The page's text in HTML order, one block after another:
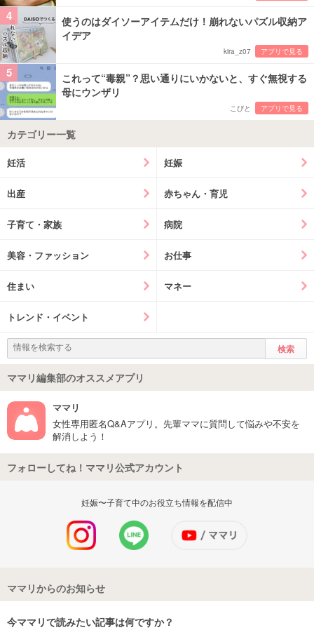
4
使うのはダイソーアイテムだけ！崩れないパズル収納ア
イデア
kira_z07 アプリで見る
5
これって“毒親”？思い通りにいかないと、すぐ無視する
母にウンザリ
こびと アプリで見る
カテゴリー一覧
妊活 妊娠
出産 赤ちゃん・育児
子育て・家族 病院
美容・ファッション お仕事
住まい マネー
トレンド・イベント
ママリ編集部のオススメアプリ
ママリ
女性専用匿名Q&Aアプリ。先輩ママに質問して悩みや不安を
解消しよう！
フォローしてね！ママリ公式アカウント
妊娠〜子育て中のお役立ち情報を配信中
ママリからのお知らせ
今ママリで読みたい記事は何ですか？